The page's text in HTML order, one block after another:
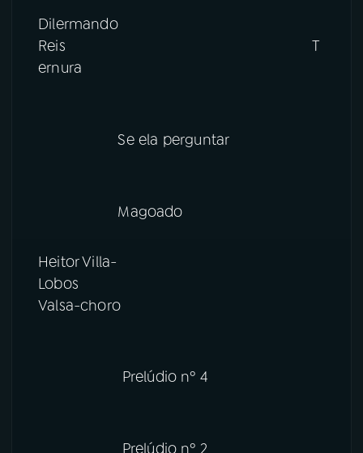
Dilermando
Reis T
ernura
Se ela perguntar
Magoado
Heitor Villa-
Lobos
Valsa-choro
Prelúdio nº 4